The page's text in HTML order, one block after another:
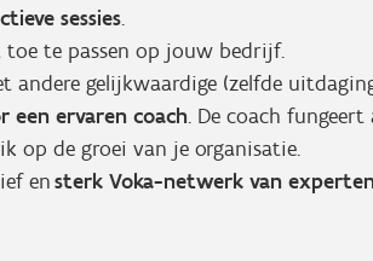
sessies.
toe te passen op jouw bedrijf.
andere gelijkwaardige (zelfde
een ervaren coach. De coach
op de groei van je organisatie.
ensterk Voka-netwerk van